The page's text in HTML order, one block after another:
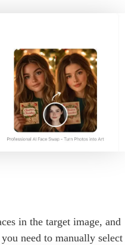
in the target image, and
need to manually select